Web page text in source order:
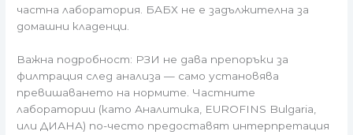
частна лаборатория. БАБХ не е задължителна за
домашни кладенци.
Важна подробност: РЗИ не дава препоръки за
филтрация след анализа — само установява
превишаването на нормите. Частните
лаборатории (като Аналитика, EUROFINS Bulgaria,
или ДИАНА) по-често предоставят интерпретация